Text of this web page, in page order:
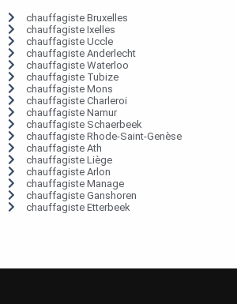
chauffagiste Bruxelles
chauffagiste Ixelles
chauffagiste Uccle
chauffagiste Anderlecht
chauffagiste Waterloo
chauffagiste Tubize
chauffagiste Mons
chauffagiste Charleroi
chauffagiste Namur
chauffagiste Schaerbeek
chauffagiste Rhode-Saint-Genèse
chauffagiste Ath
chauffagiste Liège
chauffagiste Arlon
chauffagiste Manage
chauffagiste Ganshoren
chauffagiste Etterbeek